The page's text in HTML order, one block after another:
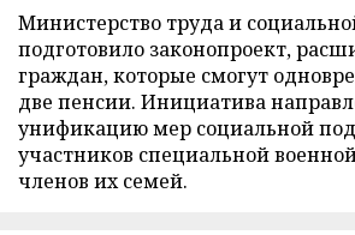
Министерство труда и
подготовило законопроект,
граждан, которые смогут
две пенсии. Инициатива
унификацию мер социальной
участников специальной
членов их семей.